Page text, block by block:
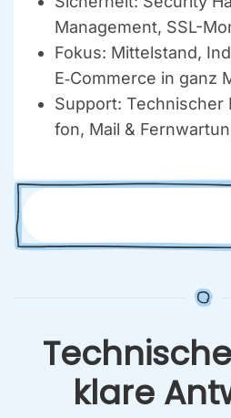
Manage­ment, SSL-
Fokus: Mit­tel­stand,
E‑Commerce in ganz
Sup­port: Tech­ni­scher
fon, Mail &
kla­re